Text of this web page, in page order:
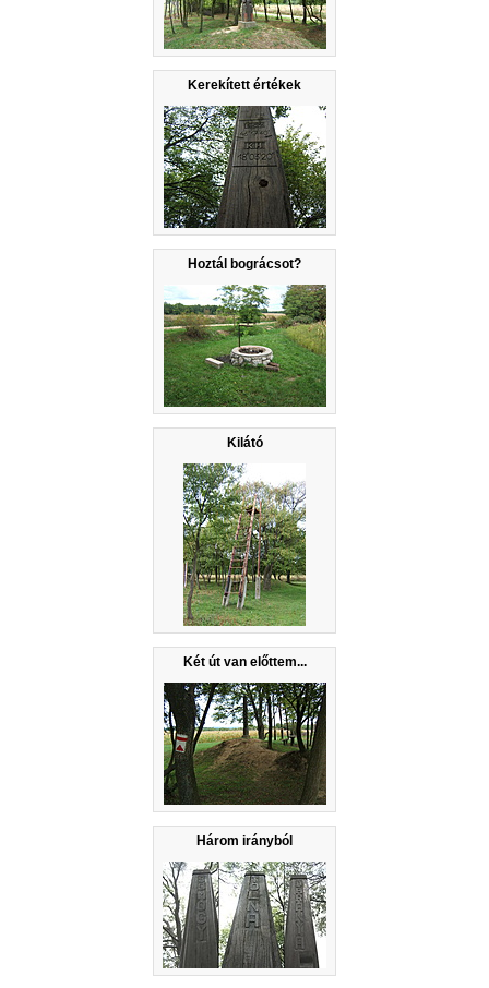
Kerekített értékek
Hoztál bográcsot?
Kilátó
Két út van előttem...
Három irányból